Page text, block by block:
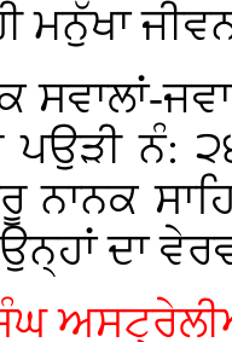
ਮਨੁੱਖਾ
ਨੰ:
ਨਾਨਕ
ਦਾ